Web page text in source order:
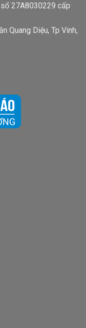
27A8030229 cấp
Quang Diệu, Tp Vinh,